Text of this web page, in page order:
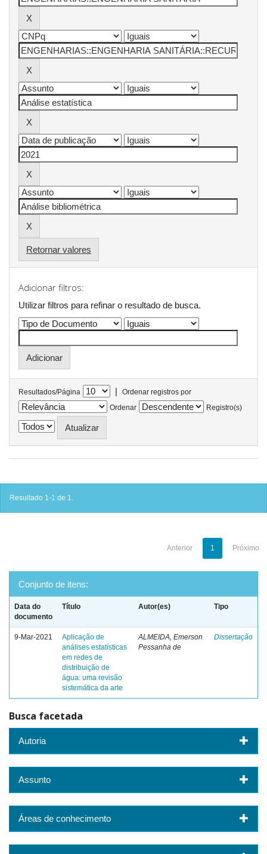
Retornar valores
Adicionar filtros:
Utilizar filtros para refinar o resultado de busca.
Resultados/Página |
Ordenar registros por
Ordenar
Registro(s)
Resultado 1-1 de 1.
Anterior 1 Próximo
Conjunto de itens:
Data do
documento
Título Autor(es) Tipo
9-Mar-2021
Aplicação de
análises estatísticas
em redes de
distribuição de
água: uma revisão
sistemática da arte
ALMEIDA, Emerson
Pessanha de
Dissertação
Busca facetada
Autoria
Assunto
Áreas de conhecimento